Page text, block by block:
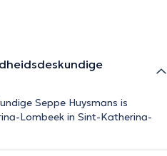
Seppe Huysmans is
Lombeek in Sint-Katherina-